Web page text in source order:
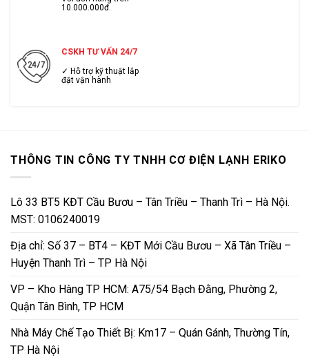
10.000.000đ.
CSKH TƯ VẤN 24/7
✓ Hỗ trợ kỹ thuật lắp
đặt vận hành
THÔNG TIN CÔNG TY TNHH CƠ ĐIỆN LẠNH ERIKO
Lô 33 BT5 KĐT Cầu Bươu – Tân Triều – Thanh Trì – Hà Nội.
MST: 0106240019
Địa chỉ: Số 37 – BT4 – KĐT Mới Cầu Bươu – Xã Tân Triều –
Huyện Thanh Trì – TP Hà Nội
VP – Kho Hàng TP HCM: A75/54 Bạch Đằng, Phường 2,
Quận Tân Bình, TP HCM
Nhà Máy Chế Tạo Thiết Bị: Km17 – Quán Gánh, Thường Tín,
TP Hà Nội